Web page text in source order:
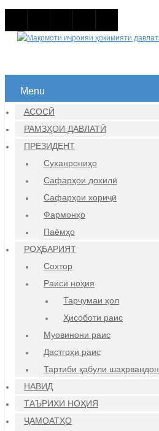
Menu
АСОСӢ
РАМЗҲОИ ДАВЛАТӢ
ПРЕЗИДЕНТ
Суханрониҳо
Сафарҳои дохилӣ
Сафарҳои хориҷӣ
Фармонҳо
Паёмҳо
РОҲБАРИЯТ
Сохтор
Раиси ноҳия
Тарҷумаи ҳол
Ҳисоботи раис
Муовинони раис
Дастгоҳи раис
Тартиби қабули шаҳрвандон
НАВИД
ТАЪРИХИ НОҲИЯ
ҶАМОАТҲО